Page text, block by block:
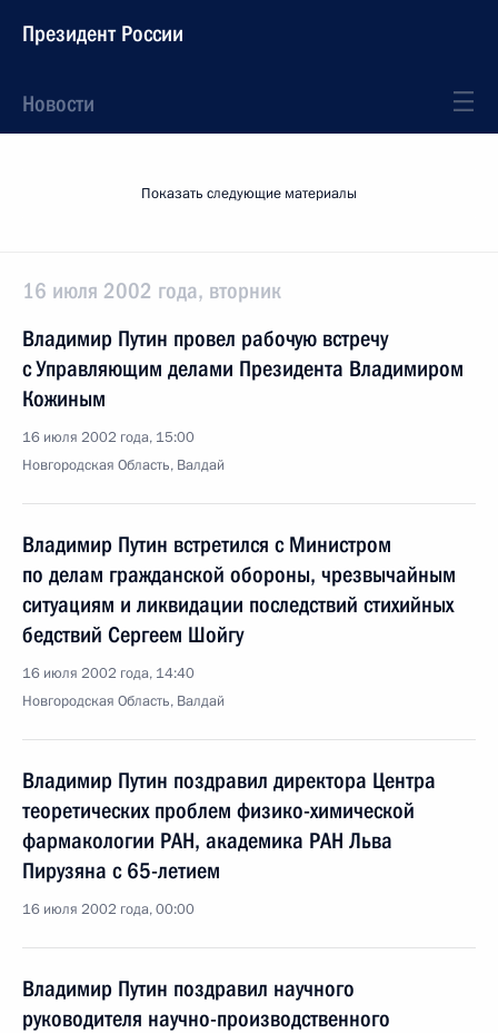
Президент России
Новости
Показать следующие материалы
16 июля 2002 года, вторник
Владимир Путин провел рабочую встречу
с Управляющим делами Президента Владимиром
Кожиным
16 июля 2002 года, 15:00
Новгородская Область, Валдай
Владимир Путин встретился с Министром
по делам гражданской обороны, чрезвычайным
ситуациям и ликвидации последствий стихийных
бедствий Сергеем Шойгу
16 июля 2002 года, 14:40
Новгородская Область, Валдай
Владимир Путин поздравил директора Центра
теоретических проблем физико-химической
фармакологии РАН, академика РАН Льва
Пирузяна с 65-летием
16 июля 2002 года, 00:00
Владимир Путин поздравил научного
руководителя научно-производственного